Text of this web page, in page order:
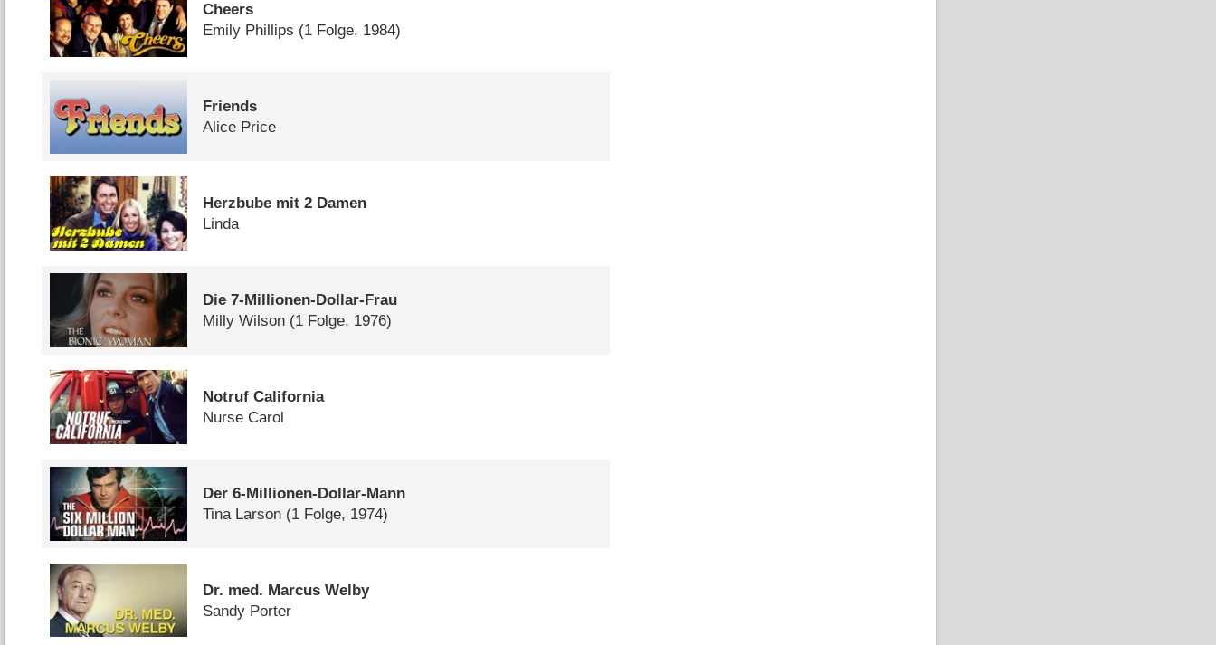
Cheers
Emily Phillips (1 Folge, 1984)
Friends
Alice Price
Herzbube mit 2 Damen
Linda
Die 7-Millionen-Dollar-Frau
Milly Wilson (1 Folge, 1976)
Notruf California
Nurse Carol
Der 6-Millionen-Dollar-Mann
Tina Larson (1 Folge, 1974)
Dr. med. Marcus Welby
Sandy Porter